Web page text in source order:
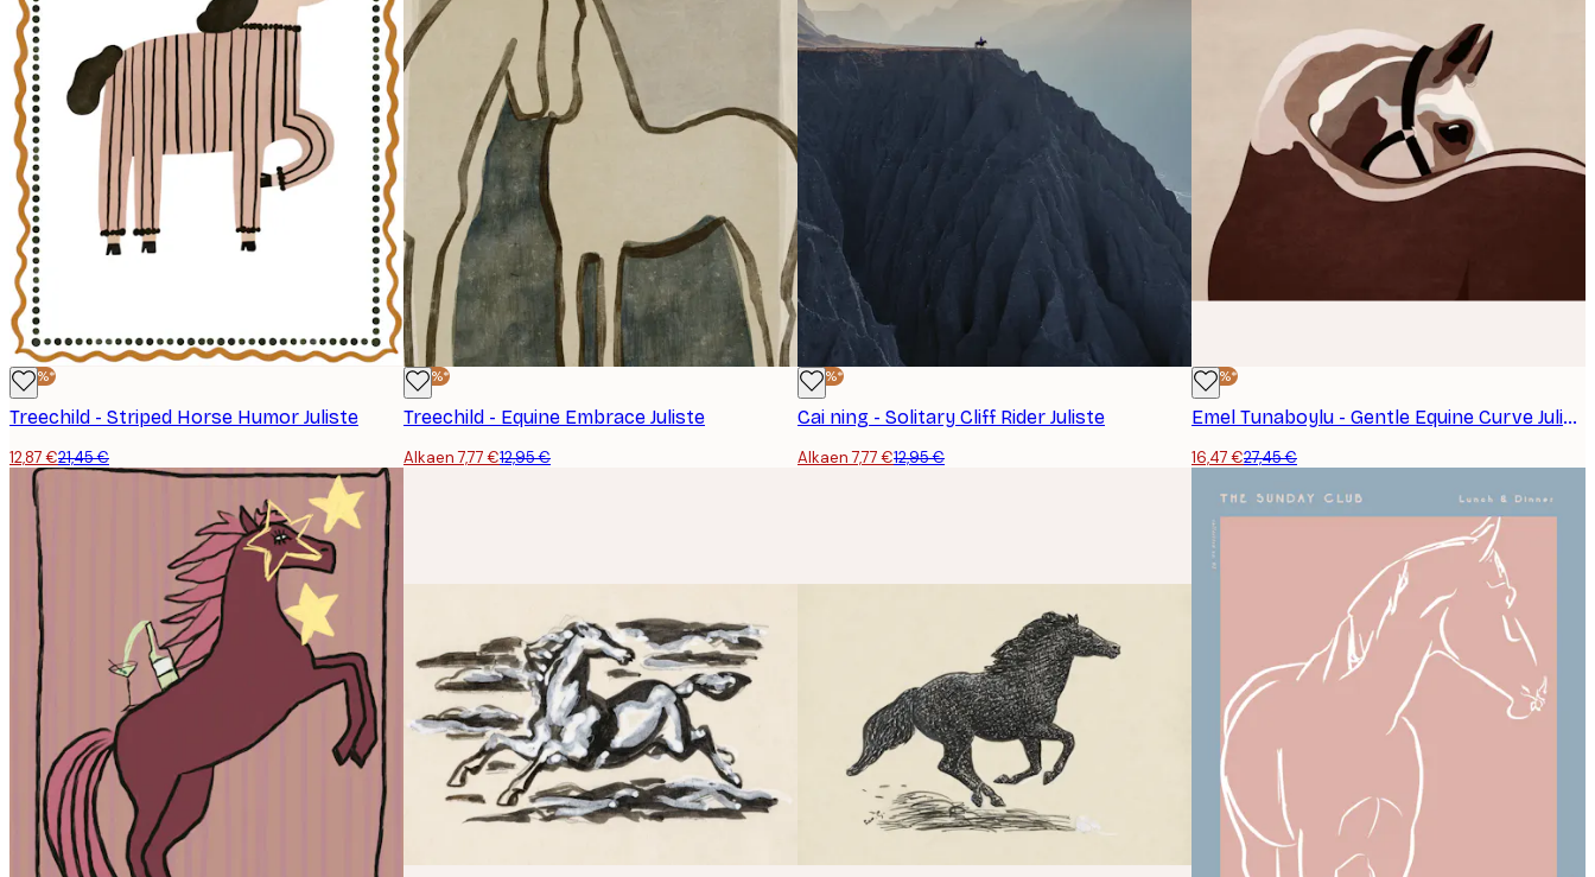
-40%*
Treechild - Striped Horse Humor Juliste
12,87 €21,45 €
-40%*
Treechild - Equine Embrace Juliste
Alkaen 7,77 €12,95 €
-40%*
Cai ning - Solitary Cliff Rider Juliste
Alkaen 7,77 €12,95 €
-40%*
Emel Tunaboylu - Gentle Equine Curve Juliste
16,47 €27,45 €